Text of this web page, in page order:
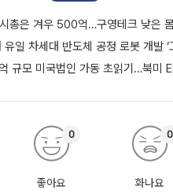
총은 겨우 500억…구영테크 낮은
일 차세대 반도체 공정 로봇 개발 ‘
규모 미국법인 가동 초읽기…북미
좋아요
0
화나요
0